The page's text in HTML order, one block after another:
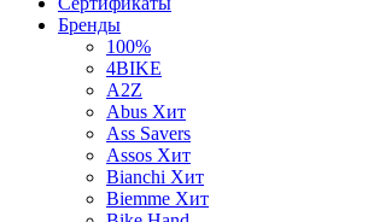
Бренды
100%
4BIKE
A2Z
Abus Хит
Ass Savers
Assos Хит
Bianchi Хит
Biemme Хит